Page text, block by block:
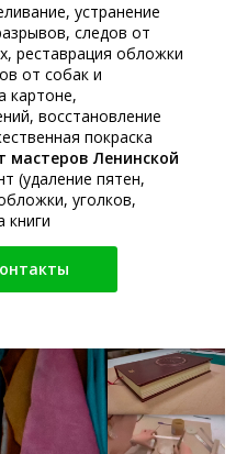
устранение
следов от
реставрация обложки
от собак и
картоне,
восстановление
покраска
мастеров Ленинской
(удаление пятен,
уголков,
книги